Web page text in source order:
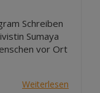
Schreiben
Sumaya
vor Ort
Weiterlesen